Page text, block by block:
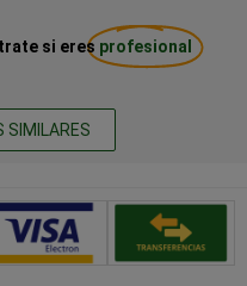
si eres profesional
SIMILARES
seguros